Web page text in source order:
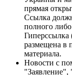
прямая
Ссылка
полного
Гиперссылка
размещена в
материала.
Новости с